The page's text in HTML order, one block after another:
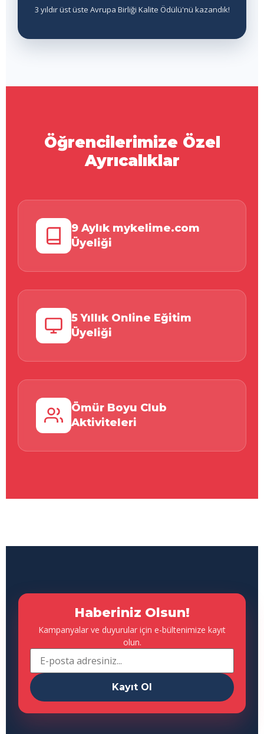
3 yıldır üst üste Avrupa Birliği Kalite Ödülü'nü kazandık!
Öğrencilerimize Özel
Ayrıcalıklar
9 Aylık mykelime.com
Üyeliği
5 Yıllık Online Eğitim
Üyeliği
Ömür Boyu Club
Aktiviteleri
Haberiniz Olsun!
Kampanyalar ve duyurular için e-bültenimize kayıt
olun.
Kayıt Ol